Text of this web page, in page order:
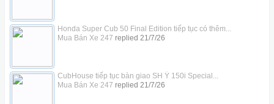
Honda Super Cub 50 Final Edition tiếp tục có thêm...
Mua Bán Xe 247 replied 21/7/26
CubHouse tiếp tục bàn giao SH Ý 150i Special...
Mua Bán Xe 247 replied 21/7/26